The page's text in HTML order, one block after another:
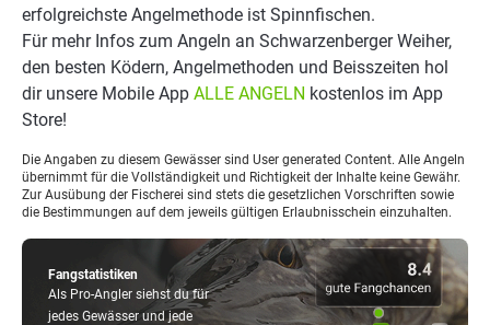
Fangstatistiken
Als Pro-Angler siehst du für
jedes Gewässer und jede
erfolgreichste Angelmethode ist Spinnfischen.
Für mehr Infos zum Angeln an Schwarzenberger Weiher,
den besten Ködern, Angelmethoden und Beisszeiten hol
dir unsere Mobile App ALLE ANGELN kostenlos im App
Store!
Die Angaben zu diesem Gewässer sind User generated Content. Alle Angeln
übernimmt für die Vollständigkeit und Richtigkeit der Inhalte keine Gewähr.
Zur Ausübung der Fischerei sind stets die gesetzlichen Vorschriften sowie
die Bestimmungen auf dem jeweils gültigen Erlaubnisschein einzuhalten.